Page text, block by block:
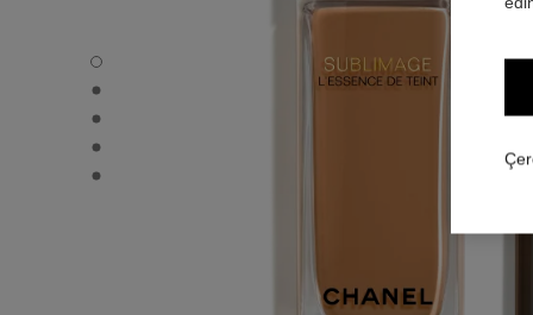
SUBLIMAGE L'ESSENCE DE TEINT - Varsayılan görünüm
SUBLIMAGE L'ESSENCE DE TEINT - Alternatif görünüm 1
SUBLIMAGE L'ESSENCE DE TEINT - Temel doku
SUBLIMAGE L'ESSENCE DE TEINT -
SUBLIMAGE L'ESSENCE DE TEINT -